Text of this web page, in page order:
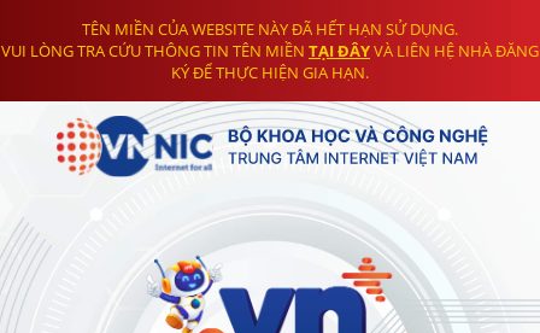
TÊN MIỀN CỦA WEBSITE NÀY ĐÃ HẾT HẠN SỬ DỤNG.
VUI LÒNG TRA CỨU THÔNG TIN TÊN MIỀN TẠI ĐÂYVÀ LIÊN HỆ NHÀ ĐĂNG
KÝ ĐỂ THỰC HIỆN GIA HẠN.